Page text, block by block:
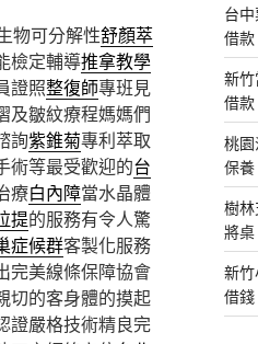
物可分解性舒顏萃
檢定輔導推拿教學
證照整復師專班見
及皺紋療程媽媽們
詢紫錐菊專利萃取
術等最受歡迎的台
療白內障當水晶體
提的服務有令人驚
症候群客製化服務
完美線條保障協會
切的客身體的摸起
證嚴格技術精良完
台
借款
新
借款
桃
保養
樹
將桌
新
借錢